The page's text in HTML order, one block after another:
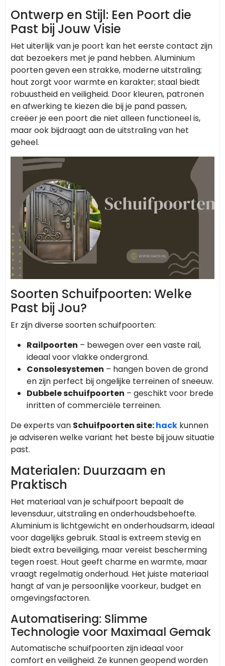
Ontwerp en Stijl: Een Poort die
Past bij Jouw Visie
Het uiterlijk van je poort kan het eerste contact zijn
dat bezoekers met je pand hebben. Aluminium
poorten geven een strakke, moderne uitstraling;
hout zorgt voor warmte en karakter; staal biedt
robuustheid en veiligheid. Door kleuren, patronen
en afwerking te kiezen die bij je pand passen,
creëer je een poort die niet alleen functioneel is,
maar ook bijdraagt aan de uitstraling van het
geheel.
Soorten Schuifpoorten: Welke
Past bij Jou?
Er zijn diverse soorten schuifpoorten:
Railpoorten – bewegen over een vaste rail,
ideaal voor vlakke ondergrond.
Consolesystemen – hangen boven de grond
en zijn perfect bij ongelijke terreinen of sneeuw.
Dubbele schuifpoorten – geschikt voor brede
inritten of commerciële terreinen.
De experts van Schuifpoorten site:hack kunnen
je adviseren welke variant het beste bij jouw situatie
past.
Materialen: Duurzaam en
Praktisch
Het materiaal van je schuifpoort bepaalt de
levensduur, uitstraling en onderhoudsbehoefte.
Aluminium is lichtgewicht en onderhoudsarm, ideaal
voor dagelijks gebruik. Staal is extreem stevig en
biedt extra beveiliging, maar vereist bescherming
tegen roest. Hout geeft charme en warmte, maar
vraagt regelmatig onderhoud. Het juiste materiaal
hangt af van je persoonlijke voorkeur, budget en
omgevingsfactoren.
Automatisering: Slimme
Technologie voor Maximaal Gemak
Automatische schuifpoorten zijn ideaal voor
comfort en veiligheid. Ze kunnen geopend worden